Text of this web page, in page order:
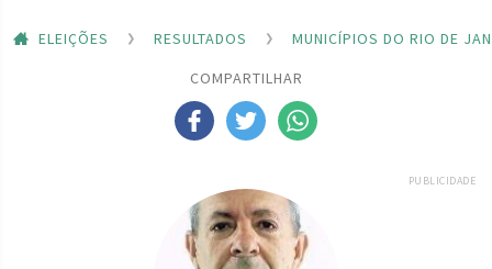
ELEIÇÕES RESULTADOS
MUNICÍPIOS DO RIO DE
COMPARTILHAR
PUBLICIDADE